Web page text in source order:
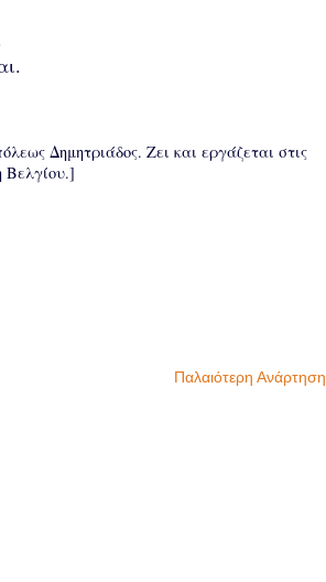
Δημητριάδος. Ζει και εργάζεται στις
Βελγίου.]
Παλαιότερη Ανάρτηση